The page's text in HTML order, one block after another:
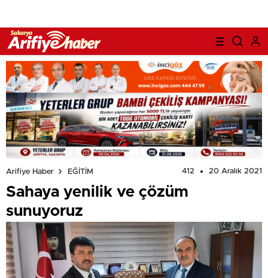
Arifiye Haber EĞİTİM 412 20 Aralık 2021
Sahaya yenilik ve çözüm
sunuyoruz